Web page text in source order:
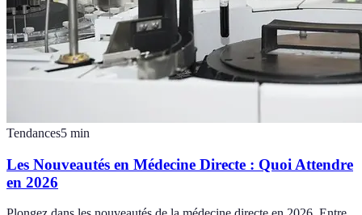
Tendances5 min
Les Nouveautés en Médecine Directe : Quoi Attendre
en 2026